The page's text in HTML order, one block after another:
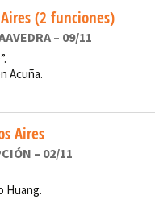
(2 funciones)
– 09/11
Acuña.
Aires
– 02/11
Huang.